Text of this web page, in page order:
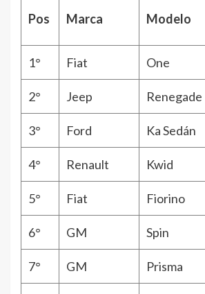
Pos Marca Modelo
1° Fiat One
2° Jeep Renegade
3° Ford Ka Sedán
4° Renault Kwid
5° Fiat Fiorino
6° GM Spin
7° GM Prisma